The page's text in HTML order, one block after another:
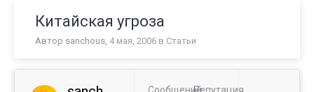
Китайская угроза
Автор sanchous, 4 мая, 2006 в Статьи